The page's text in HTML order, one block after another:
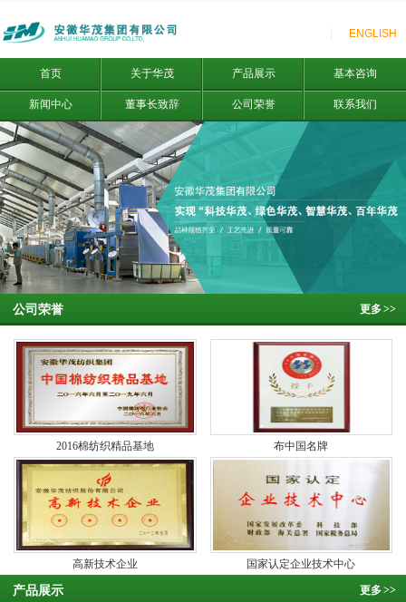
ENGLISH
首页 关于华茂 产品展示 基本咨询
新闻中心 董事长致辞 公司荣誉 联系我们
更多>>
公司荣誉
2016棉纺织精品基地 布中国名牌
高新技术企业 国家认定企业技术中心
更多>>
产品展示